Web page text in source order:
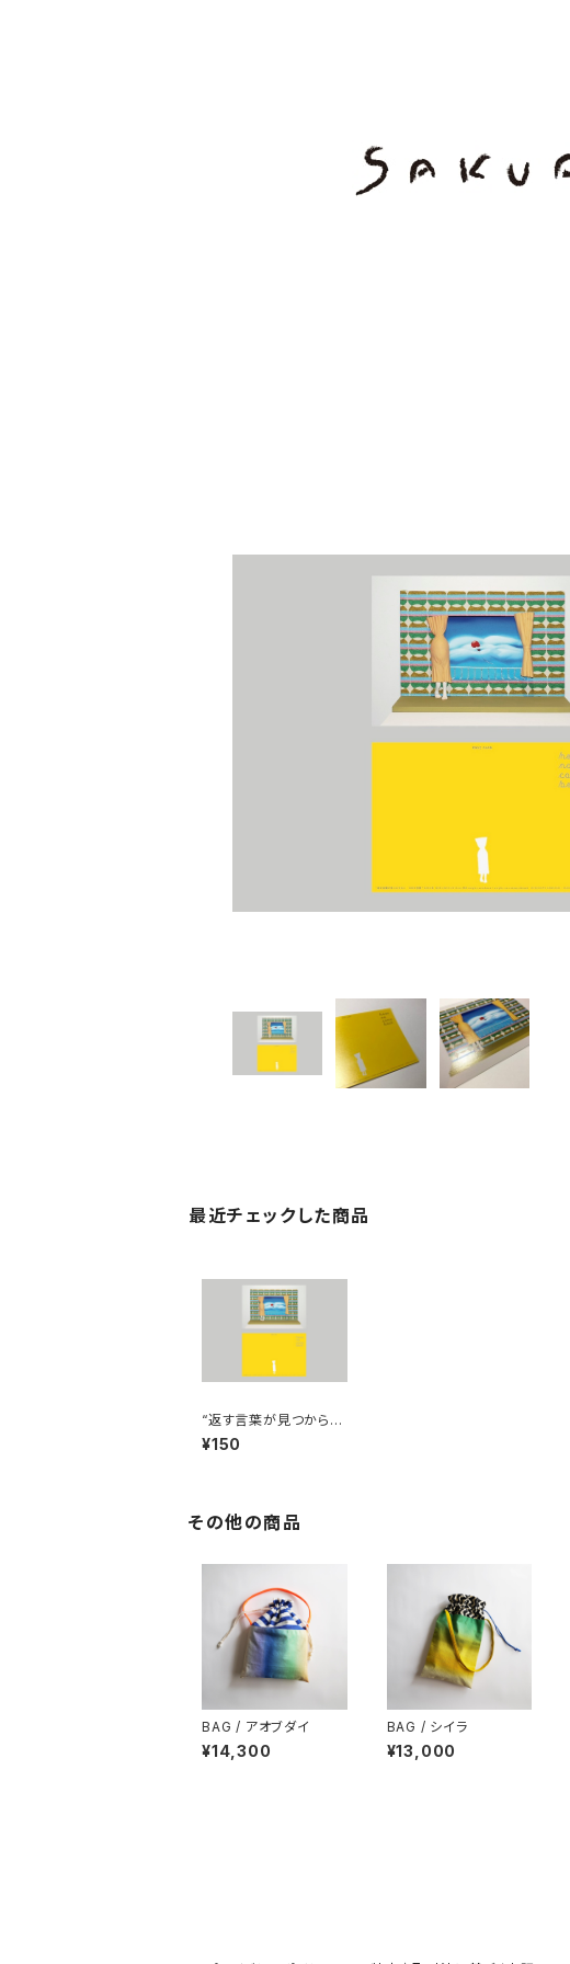
最近チェックした商品
“返す言葉が見つからな
い”ポストカード
¥150
その他の商品
BAG / アオブダイ
¥14,300
BAG / シイラ
¥13,000